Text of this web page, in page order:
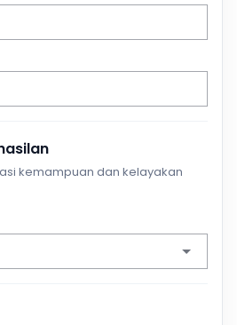
kemampuan dan kelayakan